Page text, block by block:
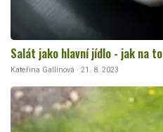
Salát jako hlavní jídlo - jak na to
Kateřina Gallinová · 21. 8. 2023